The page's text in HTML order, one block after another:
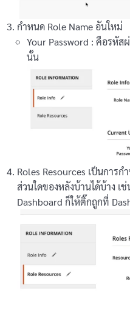
กำหนด Role Name อันใหม่
Your Password : คือรหั
นั้น
Roles Resources เป็นการ
ส่วนใดของหลังบ้านได้บ้าง เ
Dashboard ก็ให้ติ๊กถูกที่